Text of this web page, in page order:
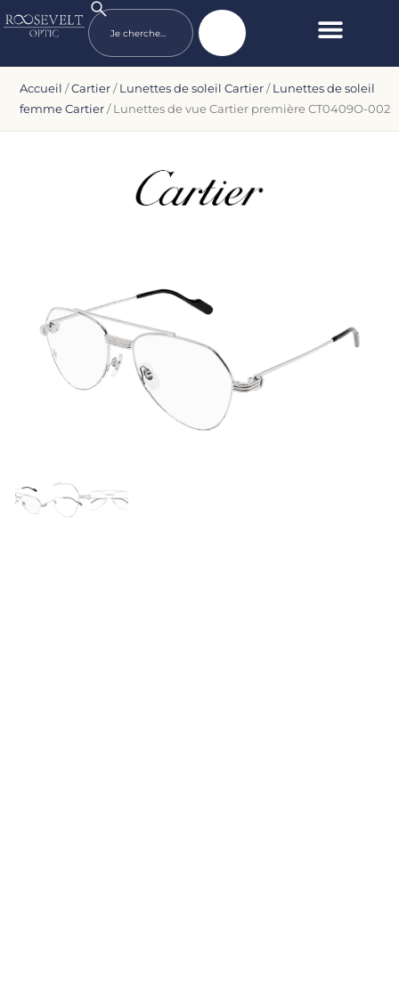
Accueil /Cartier/Lunettes de soleil Cartier/Lunettes de soleil
femme Cartier/ Lunettes de vue Cartier première CT0409O-002